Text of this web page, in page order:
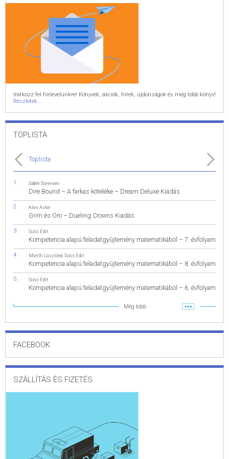
Iratkozz fel hírlevelünkre! Könyvek, akciók, hírek, újdonságok és még több könyv!
Részletek...
TOPLISTA
Toplista
Sable Sorensen
Dire Bound – A farkas köteléke – Dream Deluxe Kiadás
Alex Aster
Grim és Oro – Dueling Crowns Kiadás
Soós Edit
Kompetencia alapú feladatgyűjtemény matematikából – 7. évfolyam
Maróti Lászlóné Soós Edit
Kompetencia alapú feladatgyűjtemény matematikából – 8. évfolyam
Soós Edit
Kompetencia alapú feladatgyűjtemény matematikából – 6. évfolyam
Még több
FACEBOOK
SZÁLLÍTÁS ÉS FIZETÉS